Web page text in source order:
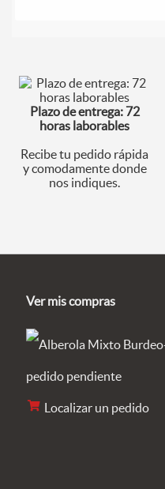
Plazo de entrega: 72
horas laborables
Recibe tu pedido rápida
y comodamente donde
nos indiques.
Ver mis compras
pedido pendiente
Localizar un pedido